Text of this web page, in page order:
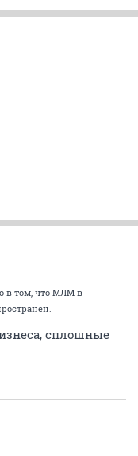
в том, что МЛМ в
сплошные